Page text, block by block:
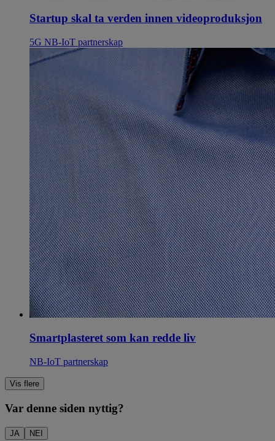
Startup skal ta verden innen videoproduksjon
5G NB-IoT partnerskap
Smartplasteret som kan redde liv
NB-IoT partnerskap
Vis flere
Var denne siden nyttig?
JA NEI